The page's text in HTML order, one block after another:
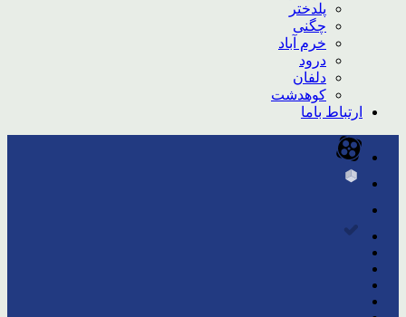
پلدختر
چگنی
خرم آباد
درود
دلفان
کوهدشت
ارتباط باما